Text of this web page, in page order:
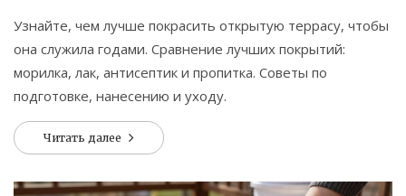
Узнайте, чем лучше покрасить открытую террасу, чтобы
она служила годами. Сравнение лучших покрытий:
морилка, лак, антисептик и пропитка. Советы по
подготовке, нанесению и уходу.
Читать далее